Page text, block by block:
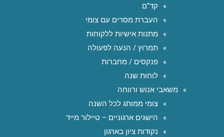
קד"ם
העברת מסרים עם צומי
מתנות אישיות ללקוחות
תמרוץ / הנעה לפעולה
פנקסים / מחברות
לוחות שנה
משאבי אנוש ורווחה
צומי ממותג לכל השנה
הישגים ארגוניים – טיילור מייד
נקודות ציון בארגון